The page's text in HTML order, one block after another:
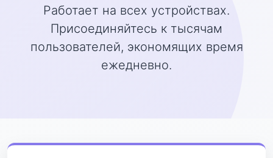
Работает на всех устройствах.
Присоединяйтесь к тысячам
пользователей, экономящих время
ежедневно.